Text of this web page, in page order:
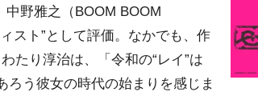
野雅之（BOOM BOOM
スト”として評価。なかでも、作
たり淳治は、「令和の“レイ”は
ろう彼女の時代の始まりを感じま